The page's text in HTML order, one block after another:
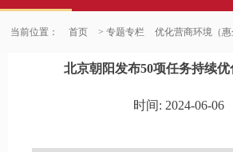
当前位置： 首页 > 专题专栏 优化营商环境（惠
北京朝阳发布50项任务持续
时间: 2024-06-06